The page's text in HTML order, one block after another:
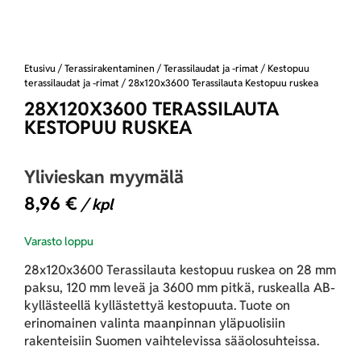
Etusivu / Terassirakentaminen / Terassilaudat ja -rimat / Kestopuu
terassilaudat ja -rimat / 28x120x3600 Terassilauta Kestopuu ruskea
28X120X3600 TERASSILAUTA
KESTOPUU RUSKEA
Ylivieskan myymälä
8,96 € / kpl
Varasto loppu
28x120x3600 Terassilauta kestopuu ruskea on 28 mm
paksu, 120 mm leveä ja 3600 mm pitkä, ruskealla AB-
kyllästeellä kyllästettyä kestopuuta. Tuote on
erinomainen valinta maanpinnan yläpuolisiin
rakenteisiin Suomen vaihtelevissa sääolosuhteissa.